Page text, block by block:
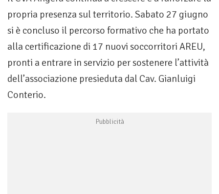
propria presenza sul territorio. Sabato 27 giugno
si è concluso il percorso formativo che ha portato
alla certificazione di 17 nuovi soccorritori AREU,
pronti a entrare in servizio per sostenere l’attività
dell’associazione presieduta dal Cav. Gianluigi
Conterio.